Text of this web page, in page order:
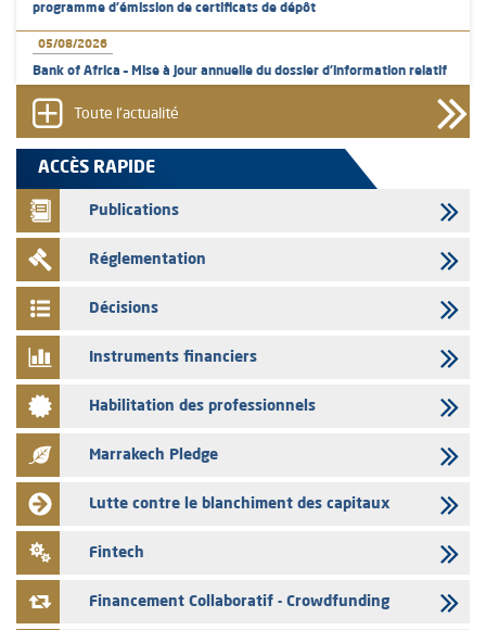
programme d'émission de certificats de dépôt
05/08/2026
Bank of Africa – Mise à jour annuelle du dossier d’information relatif
05/08/2026
L’AMMC met sur son site internet les publications réalisées par les
émetteurs en date du 5 août 2026
04/08/2026
L’AMMC met sur son site internet les publications réalisées par les
émetteurs en date du 4 août 2026
Saham Bank – Mise à jour annuelle du dossier d’information relatif au
03/08/2026
L’AMMC met sur son site internet les publications réalisées par les
émetteurs en date du 3 août 2026
03/08/2026
Liste des agréments et visas d'OPCVM accordés par l'AMMC pour le
mois de juillet 2026
03/08/2026
L' AMMC publie les indicateurs mensuels du marché des capitaux pour
le mois de Juin 2026
Toute l'actualité
ACCÈS RAPIDE
Publications
Réglementation
Décisions
Instruments financiers
Habilitation des professionnels
Marrakech Pledge
Lutte contre le blanchiment des capitaux
Fintech
Financement Collaboratif - Crowdfunding